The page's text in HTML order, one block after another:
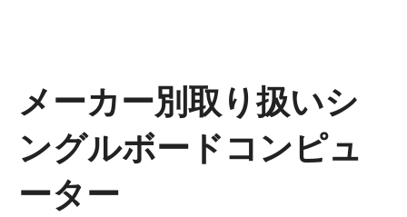
メーカー別取り扱いシ
ングルボードコンピュ
ーター